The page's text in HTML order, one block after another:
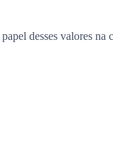
desses valores na